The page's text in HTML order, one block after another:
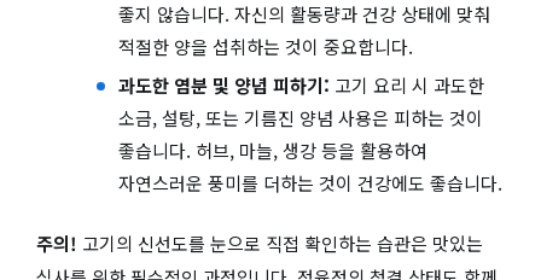
좋지 않습니다. 자신의 활동량과 건강 상태에 맞춰
적절한 양을 섭취하는 것이 중요합니다.
과도한 염분 및 양념 피하기: 고기 요리 시 과도한
소금, 설탕, 또는 기름진 양념 사용은 피하는 것이
좋습니다. 허브, 마늘, 생강 등을 활용하여
자연스러운 풍미를 더하는 것이 건강에도 좋습니다.
주의! 고기의 신선도를 눈으로 직접 확인하는 습관은 맛있는